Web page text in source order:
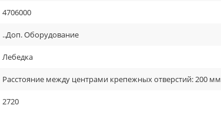
4706000
..Доп. Оборудование
Лебедка
Расстояние между центрами крепежных отверстий: 200 мм
2720